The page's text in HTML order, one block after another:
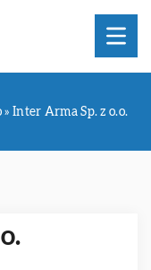
» Inter Arma Sp. z o.o.